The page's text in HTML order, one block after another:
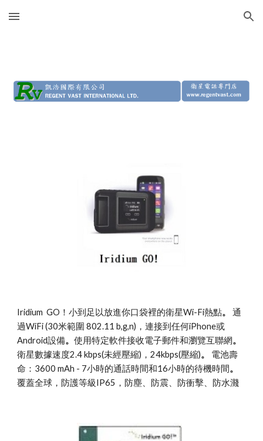
Skip to main content Skip to navigation
Iridium  GO！小到足以放進你口袋裡的衛星Wi-Fi熱點。
通
過WiFi (30米範圍 802.11 b,g,n)，連接到任何iPhone或
Android設備。使用特定軟件接收電子郵件和瀏覽互聯網。
衛星數據速度2.4 kbps(未經壓縮)，24kbps(壓縮)。
電池壽
命：3600 mAh - 7小時的通話時間和16小時的待機時間。
覆蓋全球，防護等級IP65，防塵、防震、防衝擊、防水濺